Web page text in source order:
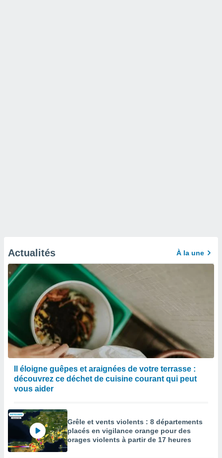
Actualités À la une
Il éloigne guêpes et araignées de votre terrasse :
découvrez ce déchet de cuisine courant qui peut
vous aider
Grêle et vents violents : 8 départements
placés en vigilance orange pour des
orages violents à partir de 17 heures